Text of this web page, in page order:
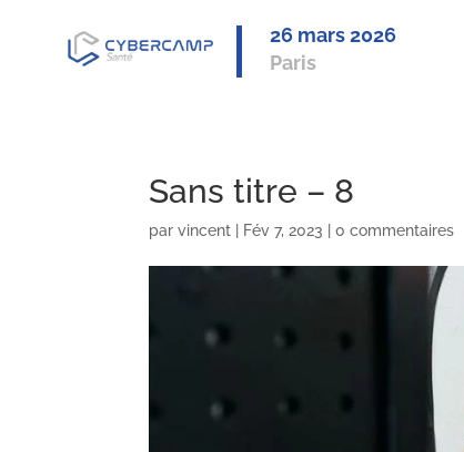
26 mars 2026
Paris
Sans titre – 8
parvincent Fév 7, 2023 |0 commentaires